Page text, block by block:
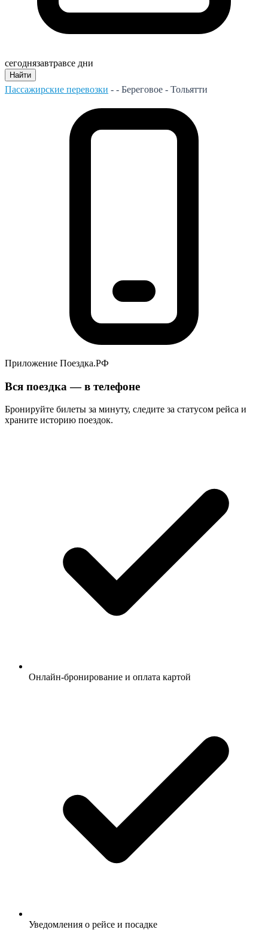
сегоднязавтравсе дни
Найти
Пассажирские перевозки - - Береговое - Тольятти
Приложение Поездка.РФ
Вся поездка — в телефоне
Бронируйте билеты за минуту, следите за статусом рейса и
храните историю поездок.
Онлайн-бронирование и оплата картой
Уведомления о рейсе и посадке